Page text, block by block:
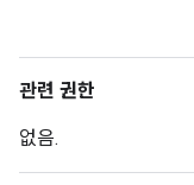
관련 권한
없음.